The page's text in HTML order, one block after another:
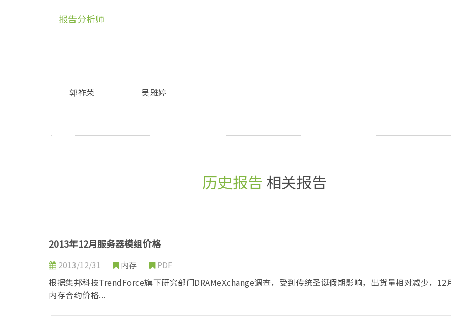
报告分析师
郭祚荣 吴雅婷
历史报告 相关报告
2013年12月服务器模组价格
2013/12/31 内存
PDF
根据集邦科技TrendForce旗下研究部门DRAMeXchange调查，受到传统圣诞假期影响，出货量相对减少，12
内存合约价格...